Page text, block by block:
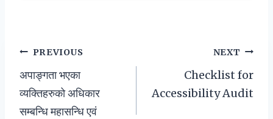
Post
navigation
PREVIOUS
अपाङ्गता भएका
व्यक्तिहरुको अधिकार
सम्बन्धि महासन्धि एवं
NEXT
Checklist for
Accessibility Audit